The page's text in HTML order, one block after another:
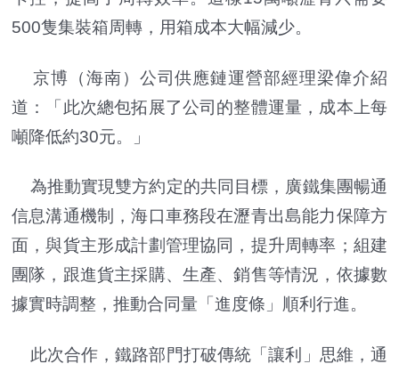
500隻集裝箱周轉，用箱成本大幅減少。
京博（海南）公司供應鏈運營部經理梁偉介紹
道：「此次總包拓展了公司的整體運量，成本上每
噸降低約30元。」
為推動實現雙方約定的共同目標，廣鐵集團暢通
信息溝通機制，海口車務段在瀝青出島能力保障方
面，與貨主形成計劃管理協同，提升周轉率；組建
團隊，跟進貨主採購、生產、銷售等情況，依據數
據實時調整，推動合同量「進度條」順利行進。
此次合作，鐵路部門打破傳統「讓利」思維，通